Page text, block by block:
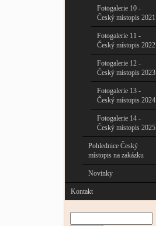
Fotogalerie 10 -
Český místopis 2021
Fotogalerie 11 -
Český místopis 2022
Fotogalerie 12 -
Český místopis 2023
Fotogalerie 13 -
Český místopis 2024
Fotogalerie 14 -
Český místopis 2025
Pohlednice Český
místopis na zakázku
Novinky
Kontakt